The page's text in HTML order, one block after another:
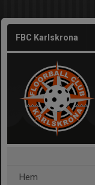
FBC Karlskrona
Hem